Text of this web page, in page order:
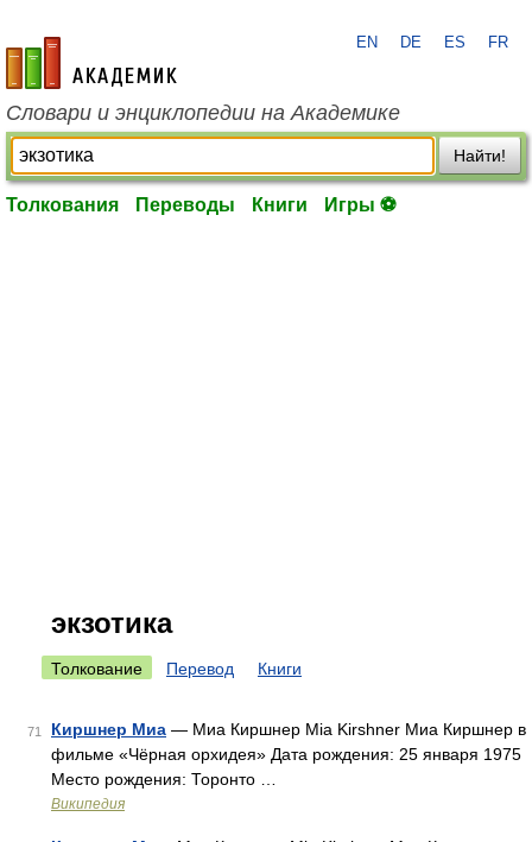
academic.ru
EN DE ES FR
Словари и энциклопедии на Академике
Найти!
Толкования Переводы Книги Игры ⚽
экзотика
Толкование Перевод Книги
71 Киршнер Миа — Миа Киршнер Mia Kirshner Миа Киршнер в
фильме «Чёрная орхидея» Дата рождения: 25 января 1975
Место рождения: Торонто …
Википедия